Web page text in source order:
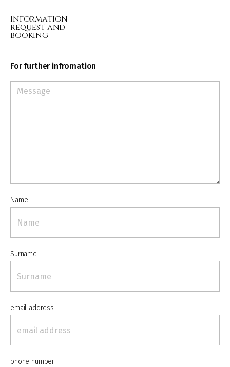
Information
request and
booking
For further infromation
Name
Surname
email address
phone number